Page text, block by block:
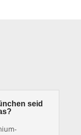
seid